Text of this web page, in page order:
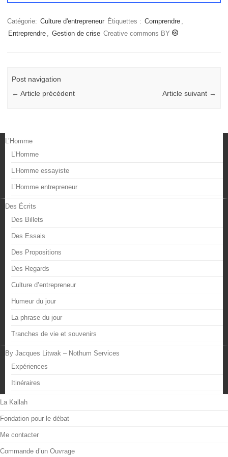
Catégorie: Culture d'entrepreneur Étiquettes : Comprendre
Entreprendre
Gestion de crise Creative commons BY
Post navigation
← Article précédent Article suivant →
L’Homme
L’Homme
L’Homme essayiste
L’Homme entrepreneur
Des Écrits
Des Billets
Des Essais
Des Propositions
Des Regards
Culture d’entrepreneur
Humeur du jour
La phrase du jour
Tranches de vie et souvenirs
By Jacques Litwak – Nothum Services
Expériences
Itinéraires
La Kallah
Fondation pour le débat
Me contacter
Commande d’un Ouvrage